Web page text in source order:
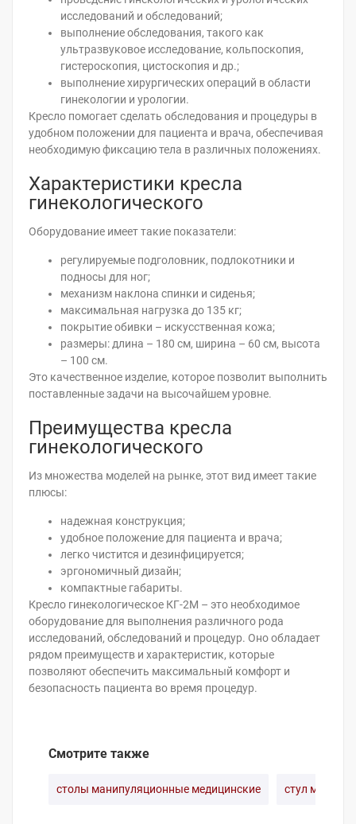
исследований и обследований;
выполнение обследования, такого как
ультразвуковое исследование, кольпоскопия,
гистероскопия, цистоскопия и др.;
выполнение хирургических операций в области
гинекологии и урологии.
Кресло помогает сделать обследования и процедуры в
удобном положении для пациента и врача, обеспечивая
необходимую фиксацию тела в различных положениях.
Характеристики кресла
гинекологического
Оборудование имеет такие показатели:
регулируемые подголовник, подлокотники и
подносы для ног;
механизм наклона спинки и сиденья;
максимальная нагрузка до 135 кг;
покрытие обивки – искусственная кожа;
размеры: длина – 180 см, ширина – 60 см, высота
– 100 см.
Это качественное изделие, которое позволит выполнить
поставленные задачи на высочайшем уровне.
Преимущества кресла
гинекологического
Из множества моделей на рынке, этот вид имеет такие
плюсы:
надежная конструкция;
удобное положение для пациента и врача;
легко чистится и дезинфицируется;
эргономичный дизайн;
компактные габариты.
Кресло гинекологическое КГ-2М – это необходимое
оборудование для выполнения различного рода
исследований, обследований и процедур. Оно обладает
рядом преимуществ и характеристик, которые
позволяют обеспечить максимальный комфорт и
безопасность пациента во время процедур.
Смотрите также
столы манипуляционные медицинские стул